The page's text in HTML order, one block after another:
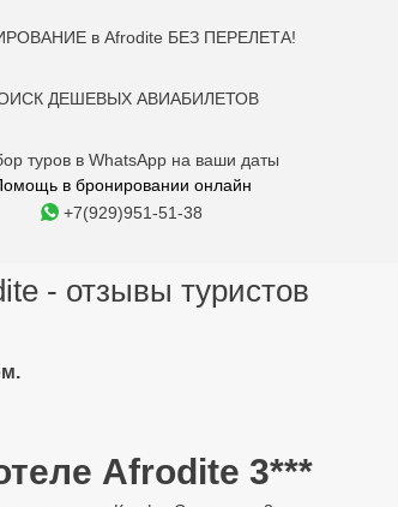
в Afrodite БЕЗ ПЕРЕЛЕТА!
ДЕШЕВЫХ АВИАБИЛЕТОВ
туров в WhatsApp на ваши даты
в бронировании онлайн
+7(929)951-51-38
- отзывы туристов
Afrodite 3***